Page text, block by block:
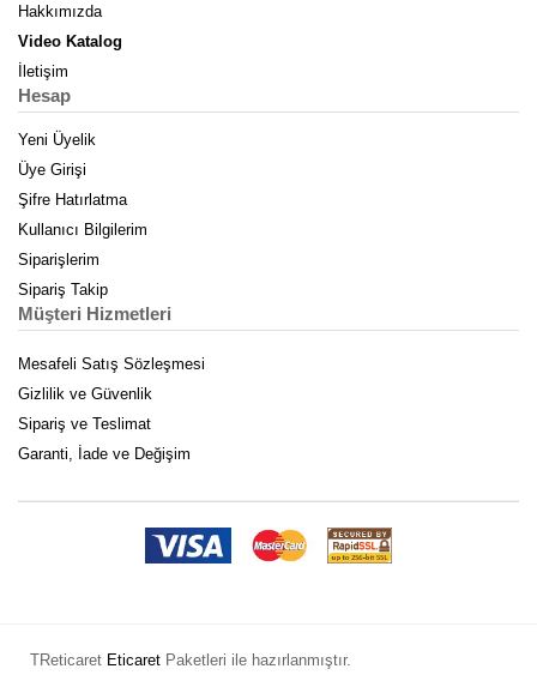
Hakkımızda
Video Katalog
İletişim
Hesap
Yeni Üyelik
Üye Girişi
Şifre Hatırlatma
Kullanıcı Bilgilerim
Siparişlerim
Sipariş Takip
Müşteri Hizmetleri
Mesafeli Satış Sözleşmesi
Gizlilik ve Güvenlik
Sipariş ve Teslimat
Garanti, İade ve Değişim
TReticaret Eticaret Paketleri ile hazırlanmıştır.